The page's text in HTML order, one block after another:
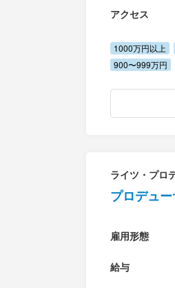
アクセス
1000万円以上
900〜999万円
ライツ・プロ
プロデュ
雇用形態
給与